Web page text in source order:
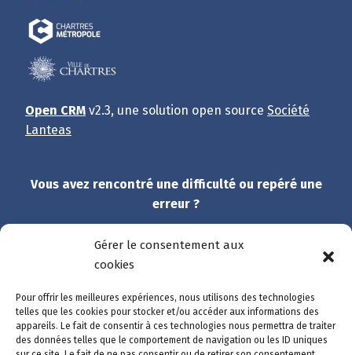
Gérer le consentement aux
cookies
Pour offrir les meilleures expériences, nous utilisons des technologies
telles que les cookies pour stocker et/ou accéder aux informations des
appareils. Le fait de consentir à ces technologies nous permettra de traiter
des données telles que le comportement de navigation ou les ID uniques
Open CRM v2.3, une solution open source Société
Lanteas
Vous avez rencontré une difficulté ou repéré une
erreur ?
Dites-nous tout !
Accès rapide
Catalogue des démarches